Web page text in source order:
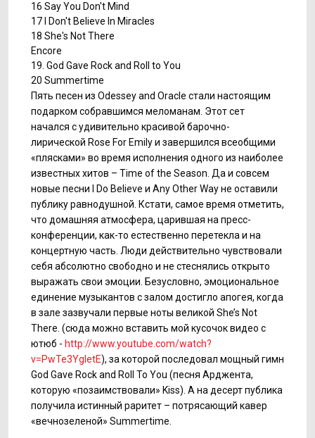
16 Say You Don't Mind
17 I Don't Believe In Miracles
18 She's Not There
Encore
19. God Gave Rock and Roll to You
20 Summertime
Пять песен из Odessey and Oracle стали настоящим
подарком собравшимся меломанам. Этот сет
начался с удивительно красивой барочно-
лирической Rose For Emily и завершился всеобщими
«плясками» во время исполнения одного из наиболее
известных хитов – Time of the Season. Да и совсем
новые песни I Do Believe и Any Other Way не оставили
публику равнодушной. Кстати, самое время отметить,
что домашняя атмосфера, царившая на пресс-
конференции, как-то естественно перетекла и на
концертную часть. Люди действительно чувствовали
себя абсолютно свободно и не стеснялись открыто
выражать свои эмоции. Безусловно, эмоциональное
единение музыкантов с залом достигло апогея, когда
в зале зазвучали первые ноты великой She’s Not
There. (cюда можно вставить мой кусочок видео с
ютюб - http://www.youtube.com/watch?
v=PwTe3YgletE), за которой последовал мощный гимн
God Gave Rock and Roll To You (песня Арджента,
которую «позаимствовали» Kiss). А на десерт публика
получила истинный раритет – потрясающий кавер
«вечнозеленой» Summertime.